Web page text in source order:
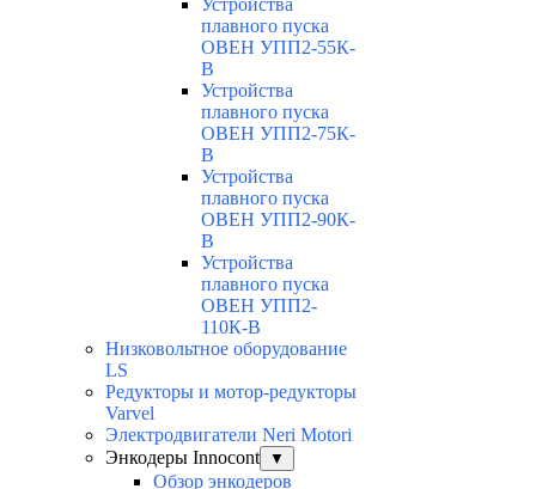
Устройства
плавного пуска
ОВЕН УПП2-55К-
В
Устройства
плавного пуска
ОВЕН УПП2-75К-
В
Устройства
плавного пуска
ОВЕН УПП2-90К-
В
Устройства
плавного пуска
ОВЕН УПП2-
110К-В
Низковольтное оборудование
LS
Редукторы и мотор-редукторы
Varvel
Электродвигатели Neri Motori
Энкодеры Innocont
▼
Обзор энкодеров